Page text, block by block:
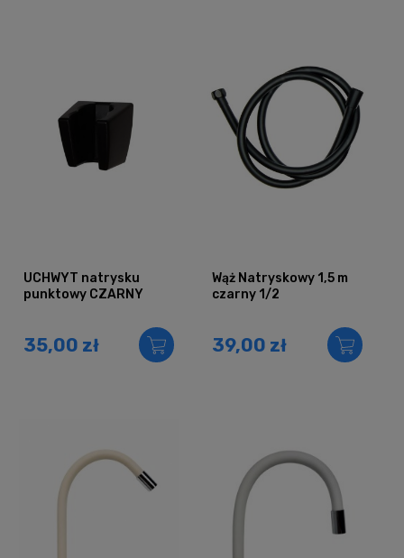
UCHWYT natrysku
punktowy CZARNY
35,00 zł
Wąż Natryskowy 1,5 m
czarny 1/2
39,00 zł